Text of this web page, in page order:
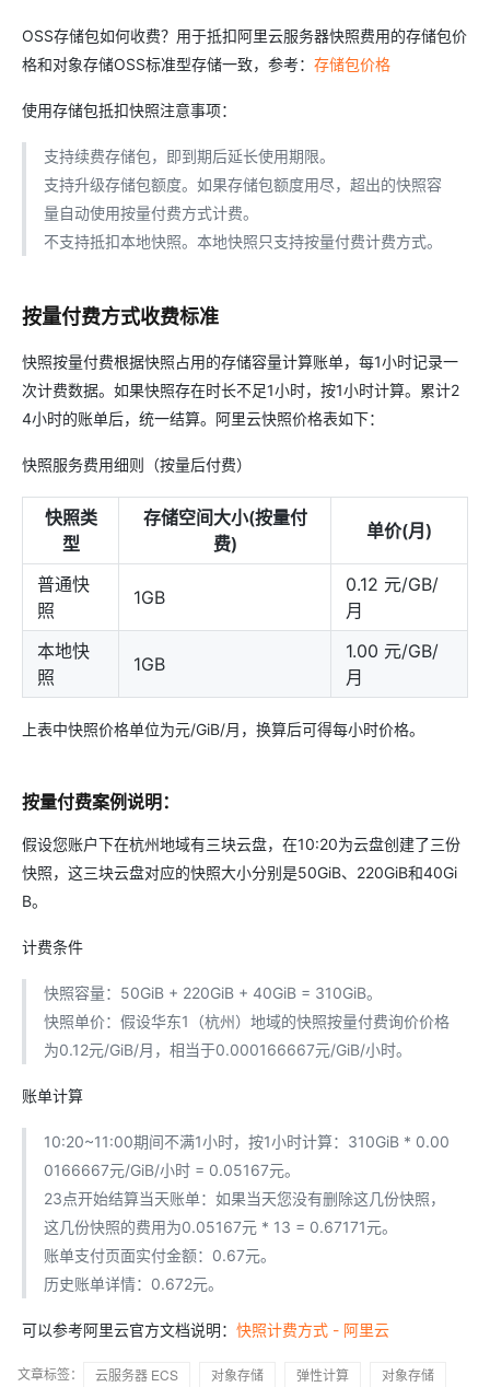
OSS存储包如何收费？用于抵扣阿里云服务器快照费用的存储包价
格和对象存储OSS标准型存储一致，参考： 存储包价格
使用存储包抵扣快照注意事项：
支持续费存储包，即到期后延长使用期限。
支持升级存储包额度。如果存储包额度用尽，超出的快照容
量自动使用按量付费方式计费。
不支持抵扣本地快照。本地快照只支持按量付费计费方式。
按量付费方式收费标准
快照按量付费根据快照占用的存储容量计算账单，每1小时记录一
次计费数据。如果快照存在时长不足1小时，按1小时计算。累计2
4小时的账单后，统一结算。阿里云快照价格表如下：
快照服务费用细则（按量后付费）
快照类
型
存储空间大小(按量付
费)
单价(月)
普通快
照
1GB
0.12 元/GB/
月
本地快
照
1GB
1.00 元/GB/
月
上表中快照价格单位为元/GiB/月，换算后可得每小时价格。
按量付费案例说明：
假设您账户下在杭州地域有三块云盘，在10:20为云盘创建了三份
快照，这三块云盘对应的快照大小分别是50GiB、220GiB和40Gi
B。
计费条件
快照容量：50GiB + 220GiB + 40GiB = 310GiB。
快照单价：假设华东1（杭州）地域的快照按量付费询价价格
为0.12元/GiB/月，相当于0.000166667元/GiB/小时。
账单计算
10:20~11:00期间不满1小时，按1小时计算：310GiB * 0.00
0166667元/GiB/小时 = 0.05167元。
23点开始结算当天账单：如果当天您没有删除这几份快照，
这几份快照的费用为0.05167元 * 13 = 0.67171元。
账单支付页面实付金额：0.67元。
历史账单详情：0.672元。
可以参考阿里云官方文档说明： 快照计费方式 - 阿里云
文章标签： 云服务器 ECS 对象存储 弹性计算
对象存储